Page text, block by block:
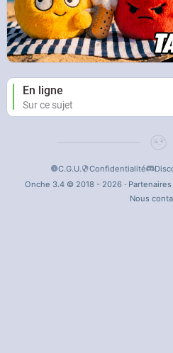
En ligne
Sur ce sujet
C.G.U. Confidentialité
Onche 3.4 © 2018 - 2026 · Partenaires
Nous